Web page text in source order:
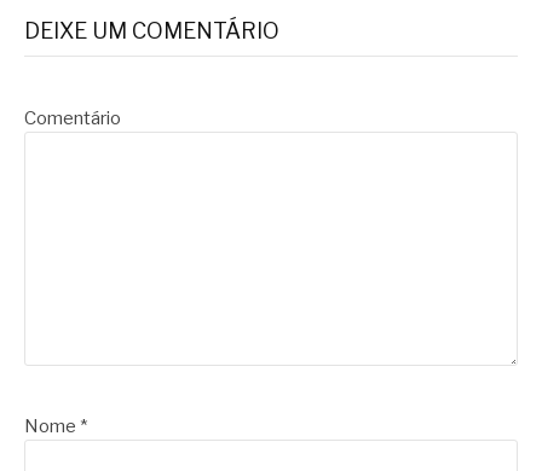
DEIXE UM COMENTÁRIO
Comentário
Nome *